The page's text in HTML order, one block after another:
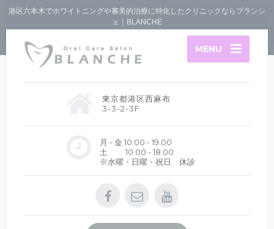
港区六本木でホワイトニングや審美的治療に特化したクリニックならブランシ
ェ｜BLANCHE
MENU
東京都港区西麻布
3-3-2-3F
月 - 金 10.00 - 19.00
土 10.00 - 18.00
※水曜・日曜・祝日 休診